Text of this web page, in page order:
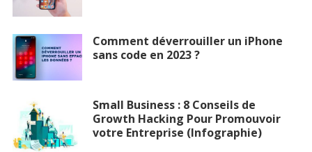
Comment déverrouiller un iPhone
sans code en 2023 ?
Small Business : 8 Conseils de
Growth Hacking Pour Promouvoir
votre Entreprise (Infographie)